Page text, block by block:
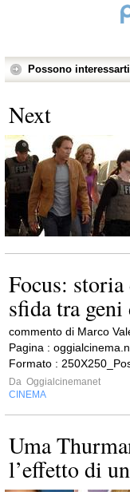
Possono
Next
Focus:
sfida tra
commento di Marco
Pagina :
Formato :
Da Oggialcinemanet
CINEMA
Uma
l’effetto di